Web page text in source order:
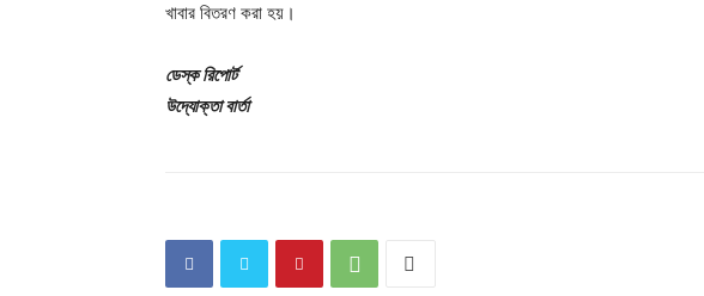
খাবার বিতরণ করা হয়।
ডেস্ক রিপোর্ট
উদ্যোক্তা বার্তা